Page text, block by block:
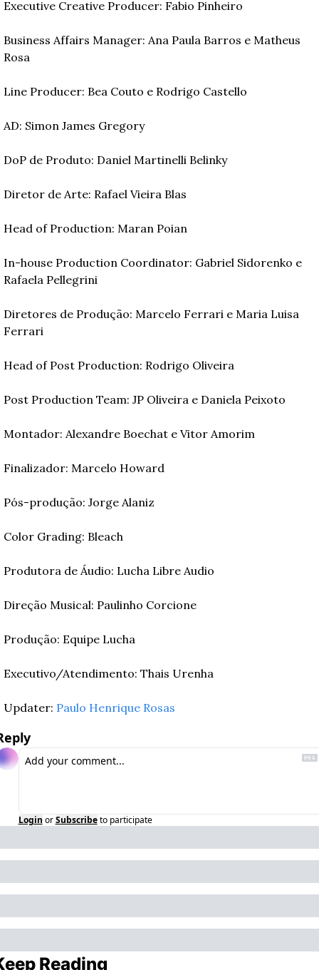
Executive Creative Producer: Fabio Pinheiro
Business Affairs Manager: Ana Paula Barros e Matheus
Rosa
Line Producer: Bea Couto e Rodrigo Castello
AD: Simon James Gregory
DoP de Produto: Daniel Martinelli Belinky
Diretor de Arte: Rafael Vieira Blas
Head of Production: Maran Poian
In-house Production Coordinator: Gabriel Sidorenko e
Rafaela Pellegrini
Diretores de Produção: Marcelo Ferrari e Maria Luisa
Ferrari
Head of Post Production: Rodrigo Oliveira
Post Production Team: JP Oliveira e Daniela Peixoto
Montador: Alexandre Boechat e Vitor Amorim
Finalizador: Marcelo Howard
Pós-produção: Jorge Alaniz
Color Grading: Bleach
Produtora de Áudio: Lucha Libre Audio
Direção Musical: Paulinho Corcione
Produção: Equipe Lucha
Executivo/Atendimento: Thais Urenha
Updater: Paulo Henrique Rosas
Login or Subscribe to participate
Reading